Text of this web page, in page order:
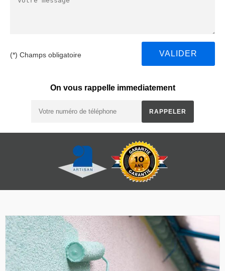
(*) Champs obligatoire
On vous rappelle immediatement